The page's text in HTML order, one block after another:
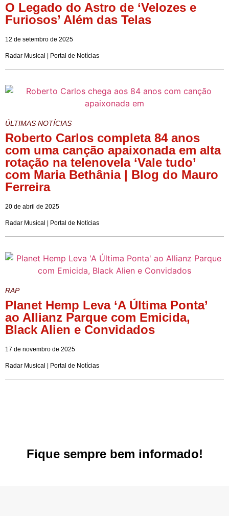
O Legado do Astro de ‘Velozes e
Furiosos’ Além das Telas
12 de setembro de 2025
Radar Musical | Portal de Notícias
ÚLTIMAS NOTÍCIAS
Roberto Carlos completa 84 anos
com uma canção apaixonada em alta
rotação na telenovela ‘Vale tudo’
com Maria Bethânia | Blog do Mauro
Ferreira
20 de abril de 2025
Radar Musical | Portal de Notícias
RAP
Planet Hemp Leva ‘A Última Ponta’
ao Allianz Parque com Emicida,
Black Alien e Convidados
17 de novembro de 2025
Radar Musical | Portal de Notícias
Fique sempre bem informado!